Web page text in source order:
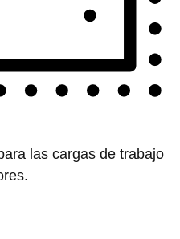
las cargas de trabajo